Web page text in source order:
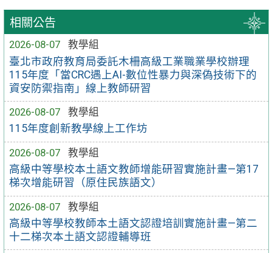
相關公告
2026-08-07
教學組
臺北市政府教育局委託木柵高級工業職業學校辦理
115年度「當CRC遇上AI-數位性暴力與深偽技術下的
資安防禦指南」線上教師研習
2026-08-07
教學組
115年度創新教學線上工作坊
2026-08-07
教學組
高級中等學校本土語文教師增能研習實施計畫—第17
梯次增能研習（原住民族語文）
2026-08-07
教學組
高級中等學校教師本土語文認證培訓實施計畫—第二
十二梯次本土語文認證輔導班